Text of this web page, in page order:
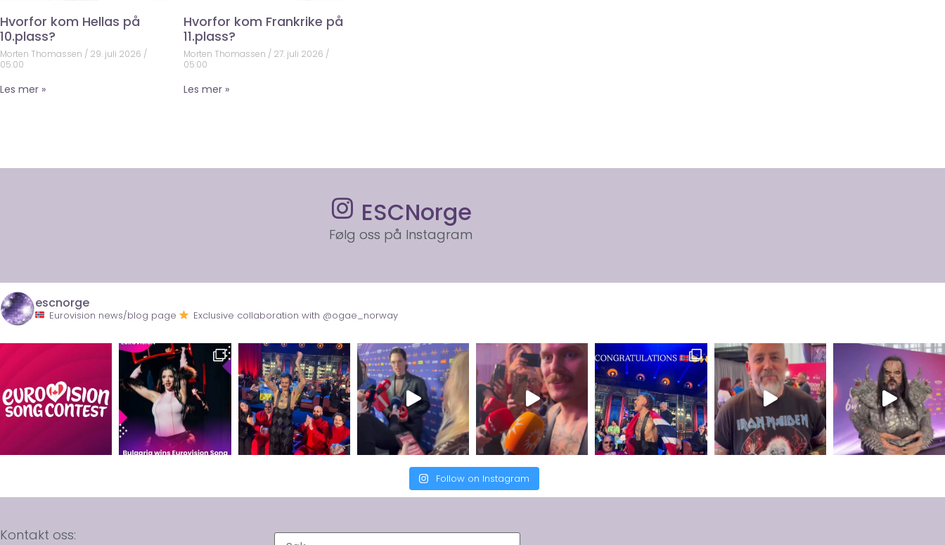
Hvorfor kom Hellas på
10.plass?
Morten Thomassen
29. juli 2026
05:00
Les mer »
Hvorfor kom Frankrike på
11.plass?
Morten Thomassen 27. juli 2026
05:00
Les mer »
ESCNorge
Følg oss på Instagram
escnorge
Eurovision news/blog page Exclusive collaboration with @ogae_norway
Follow on Instagram
Kontakt oss: